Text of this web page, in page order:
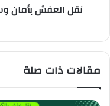
نقل العفش بأمان
مقالات ذات صلة